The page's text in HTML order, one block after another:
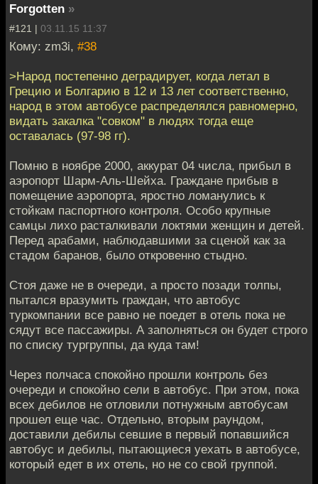
Forgotten »
#121 | 03.11.15 11:37
Кому: zm3i, #38
>Народ постепенно деградирует, когда летал в
Грецию и Болгарию в 12 и 13 лет соответственно,
народ в этом автобусе распределялся равномерно,
видать закалка "совком" в людях тогда еще
оставалась (97-98 гг).
Помню в ноябре 2000, аккурат 04 числа, прибыл в
аэропорт Шарм-Аль-Шейха. Граждане прибыв в
помещение аэропорта, яростно ломанулись к
стойкам паспортного контроля. Особо крупные
самцы лихо расталкивали локтями женщин и детей.
Перед арабами, наблюдавшими за сценой как за
стадом баранов, было откровенно стыдно.
Стоя даже не в очереди, а просто позади толпы,
пытался вразумить граждан, что автобус
туркомпании все равно не поедет в отель пока не
сядут все пассажиры. А заполняться он будет строго
по списку тургруппы, да куда там!
Через полчаса спокойно прошли контроль без
очереди и спокойно сели в автобус. При этом, пока
всех дебилов не отловили потнужным автобусам
прошел еще час. Отдельно, вторым раундом,
доставили дебилы севшие в первый попавшийся
автобус и дебилы, пытающиеся уехать в автобусе,
который едет в их отель, но не со свой группой.